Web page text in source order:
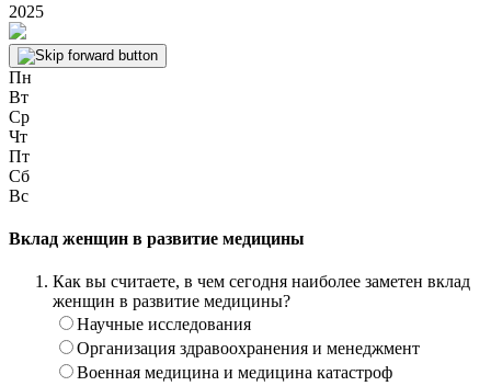
2025
Пн
Вт
Ср
Чт
Пт
Сб
Вс
Вклад женщин в развитие медицины
Как вы считаете, в чем сегодня наиболее заметен вклад
женщин в развитие медицины?
Научные исследования
Организация здравоохранения и менеджмент
Военная медицина и медицина катастроф